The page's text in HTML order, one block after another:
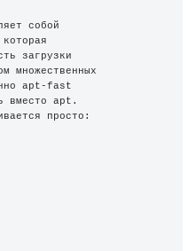
собой
загрузки
множественных
apt-fast
вместо apt.
просто: